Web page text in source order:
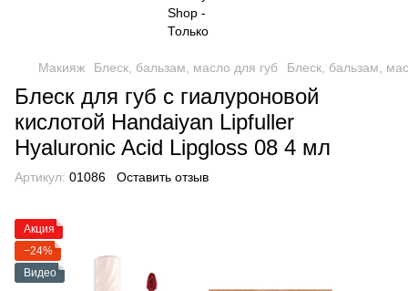
Макияж Блеск, бальзам, масло для губ Блеск, бальзам,
Блеск для губ с гиалуроновой
кислотой Handaiyan Lipfuller
Hyaluronic Acid Lipgloss 08 4 мл
Артикул: 01086 Оставить отзыв
Акция
−24%
Видео